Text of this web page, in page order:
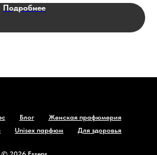
Подробнее
Блог
Женская прафюмерия
Unisex парфюм Для здоровья